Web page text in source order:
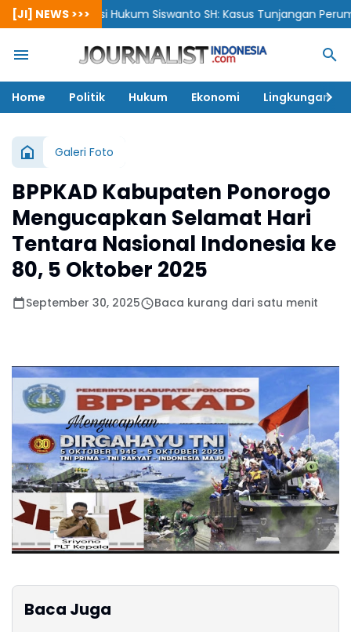
[JI] NEWS >>>
Praktisi Hukum Siswanto SH: Kasus Tunjangan Perumahan
Home Politik Hukum Ekonomi Lingkungan
Galeri Foto
BPPKAD Kabupaten Ponorogo
Mengucapkan Selamat Hari
Tentara Nasional Indonesia ke
80, 5 Oktober 2025
September 30, 2025 Baca kurang dari satu menit
Baca Juga